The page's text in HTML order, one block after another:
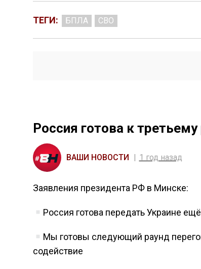
ТЕГИ: БПЛА СВО
Россия готова к
ВАШИ НОВОСТИ 1 год назад
Заявления президента РФ в Минске:
Россия готова передать Украине
Мы готовы следующий раунд
содействие